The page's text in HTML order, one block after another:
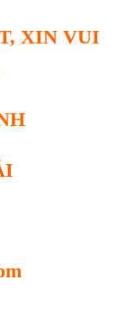
XIN VUI